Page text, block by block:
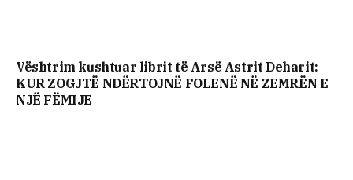
Vështrim kushtuar librit të Arsë Astrit Deharit:
KUR ZOGJTË NDËRTOJNË FOLENË NË ZEMRËN E
NJË FËMIJE